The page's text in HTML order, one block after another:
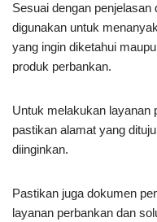
Sesuai dengan
digunakan untuk
yang ingin diketahui
produk perbankan.
Untuk melakukan layanan
pastikan alamat yang
diinginkan.
Pastikan juga dokumen
layanan perbankan dan